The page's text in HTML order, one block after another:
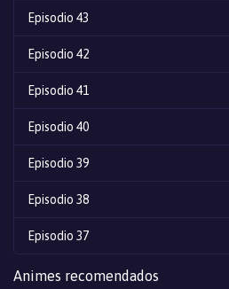
Episodio 43
Episodio 42
Episodio 41
Episodio 40
Episodio 39
Episodio 38
Episodio 37
Episodio 36
Animes recomendados